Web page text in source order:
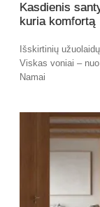
Kasdienis
kuria komfortą
Išskirtinių
Viskas voniai –
Namai